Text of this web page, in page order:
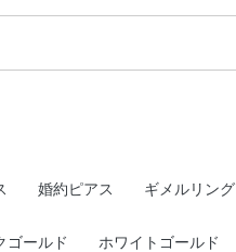
婚約ピアス ギメルリング
ゴールド ホワイトゴールド